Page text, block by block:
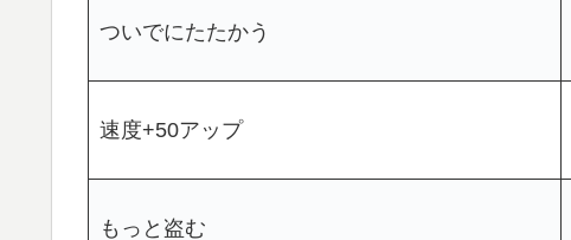
ついでにたたかう
速度+50アップ
もっと盗む